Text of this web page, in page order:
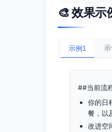
🎨 效果示
示例1
##当前流
你的日
餐，以
改进空